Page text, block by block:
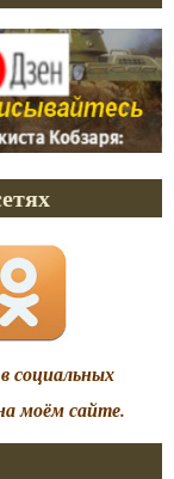
социальных
моём сайте.